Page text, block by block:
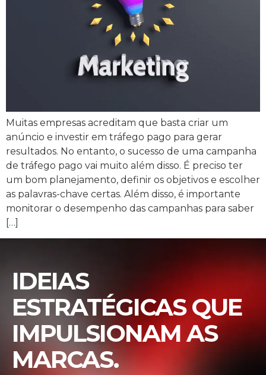
Muitas empresas acreditam que basta criar um
anúncio e investir em tráfego pago para gerar
resultados. No entanto, o sucesso de uma campanha
de tráfego pago vai muito além disso. É preciso ter
um bom planejamento, definir os objetivos e escolher
as palavras-chave certas. Além disso, é importante
monitorar o desempenho das campanhas para saber
[…]
IDEIAS
ESTRATÉGICAS QUE
IMPULSIONAM AS
MARCAS.